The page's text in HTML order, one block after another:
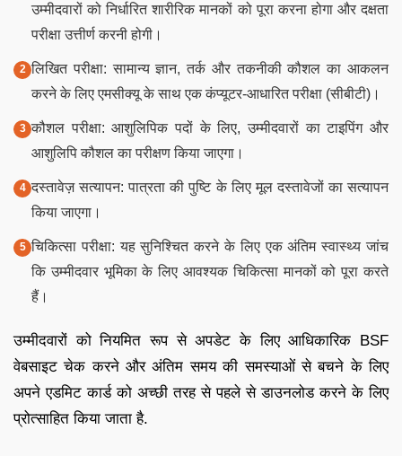
उम्मीदवारों को निर्धारित शारीरिक मानकों को पूरा करना होगा और दक्षता
परीक्षा उत्तीर्ण करनी होगी।
लिखित परीक्षा: सामान्य ज्ञान, तर्क और तकनीकी कौशल का आकलन
करने के लिए एमसीक्यू के साथ एक कंप्यूटर-आधारित परीक्षा (सीबीटी)।
कौशल परीक्षा: आशुलिपिक पदों के लिए, उम्मीदवारों का टाइपिंग और
आशुलिपि कौशल का परीक्षण किया जाएगा।
दस्तावेज़ सत्यापन: पात्रता की पुष्टि के लिए मूल दस्तावेजों का सत्यापन
किया जाएगा।
चिकित्सा परीक्षा: यह सुनिश्चित करने के लिए एक अंतिम स्वास्थ्य जांच
कि उम्मीदवार भूमिका के लिए आवश्यक चिकित्सा मानकों को पूरा करते
हैं।
उम्मीदवारों को नियमित रूप से अपडेट के लिए आधिकारिक BSF
वेबसाइट चेक करने और अंतिम समय की समस्याओं से बचने के लिए
अपने एडमिट कार्ड को अच्छी तरह से पहले से डाउनलोड करने के लिए
प्रोत्साहित किया जाता है.